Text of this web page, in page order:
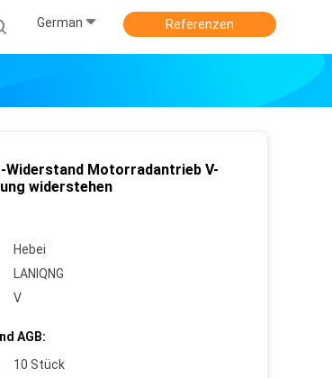
German Referenzen
Motorradantrieb V-
widerstehen
Hebei
LANIQNG
V
AGB:
10 Stück